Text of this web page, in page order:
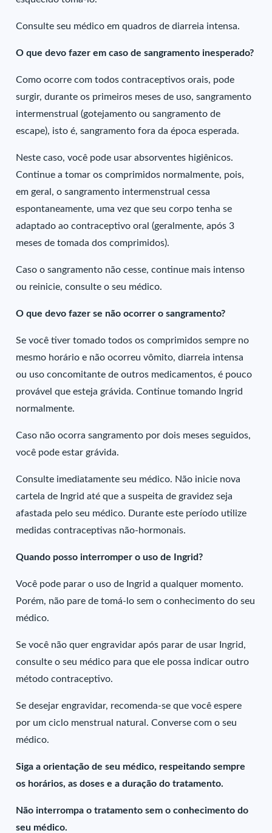
Consulte seu médico em quadros de diarreia intensa.
O que devo fazer em caso de sangramento inesperado?
Como ocorre com todos contraceptivos orais, pode
surgir, durante os primeiros meses de uso, sangramento
intermenstrual (gotejamento ou sangramento de
escape), isto é, sangramento fora da época esperada.
Neste caso, você pode usar absorventes higiênicos.
Continue a tomar os comprimidos normalmente, pois,
em geral, o sangramento intermenstrual cessa
espontaneamente, uma vez que seu corpo tenha se
adaptado ao contraceptivo oral (geralmente, após 3
meses de tomada dos comprimidos).
Caso o sangramento não cesse, continue mais intenso
ou reinicie, consulte o seu médico.
O que devo fazer se não ocorrer o sangramento?
Se você tiver tomado todos os comprimidos sempre no
mesmo horário e não ocorreu vômito, diarreia intensa
ou uso concomitante de outros medicamentos, é pouco
provável que esteja grávida. Continue tomando Ingrid
normalmente.
Caso não ocorra sangramento por dois meses seguidos,
você pode estar grávida.
Consulte imediatamente seu médico. Não inicie nova
cartela de Ingrid até que a suspeita de gravidez seja
afastada pelo seu médico. Durante este período utilize
medidas contraceptivas não-hormonais.
Quando posso interromper o uso de Ingrid?
Você pode parar o uso de Ingrid a qualquer momento.
Porém, não pare de tomá-lo sem o conhecimento do seu
médico.
Se você não quer engravidar após parar de usar Ingrid,
consulte o seu médico para que ele possa indicar outro
método contraceptivo.
Se desejar engravidar, recomenda-se que você espere
por um ciclo menstrual natural. Converse com o seu
médico.
Siga a orientação de seu médico, respeitando sempre
os horários, as doses e a duração do tratamento.
Não interrompa o tratamento sem o conhecimento do
seu médico.